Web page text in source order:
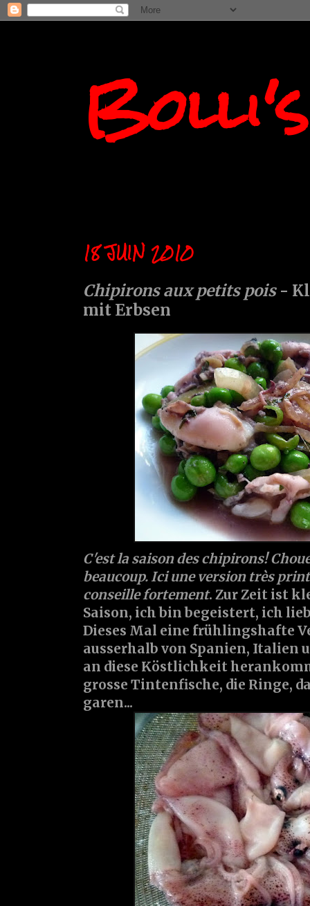
18 JUIN 2010
Chipirons aux petits pois-
mit Erbsen
C'est la saison des chipirons!
beaucoup. Ici une version très
conseille fortement. Zur Zeit ist
Saison, ich bin begeistert, ich
Dieses Mal eine frühlingshafte
ausserhalb von Spanien, Italien
an diese Köstlichkeit
grosse Tintenfische, die Ringe,
garen...